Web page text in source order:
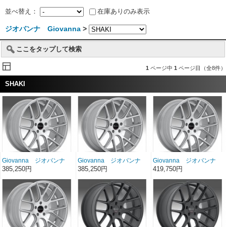
並べ替え： 在庫ありのみ表示
ジオバンナ Giovanna >
ここをタップして検索
1 ページ中 1 ページ目（全8件）
SHAKI
Giovanna ジオバンナ
SHAKI シルバーマシ
385,250円
Giovanna ジオバンナ
SHAKI シルバーマシ
385,250円
Giovanna ジオバンナ
SHAKI シルバーマシ
419,750円